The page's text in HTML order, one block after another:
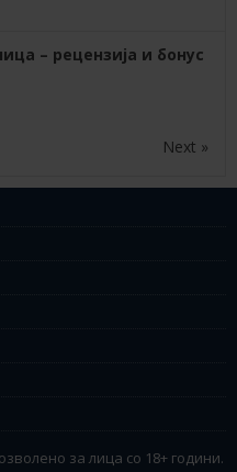
– рецензија и бонус
Next »
за лица со 18+ години.